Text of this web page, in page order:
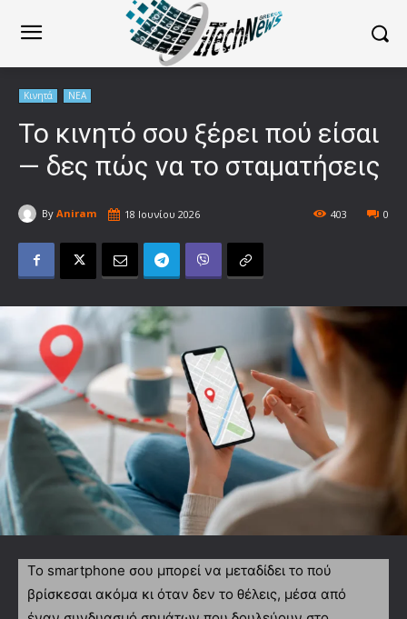
Κινητά ΝΕΑ
Το κινητό σου ξέρει πού είσαι
— δες πώς να το σταματήσεις
By Aniram 18 Ιουνίου 2026 0
403
Το smartphone σου μπορεί να μεταδίδει το πού
βρίσκεσαι ακόμα κι όταν δεν το θέλεις, μέσα από